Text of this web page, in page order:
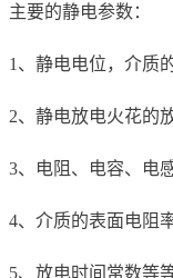
主要的静电参数：
1、静电电位，介质
2、静电放电火花的
3、电阻、电容、电感
4、介质的表面电阻
5、放电时间常数等等